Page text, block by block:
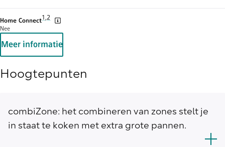
Home ConnectVoetnoot 1: Van tijd tot tijd bieden we updates om de
1 ,,Voetnoot 2: Sommige van de weergegeven functies zijn alleen
2
Nee
Meer informatie
Hoogtepunten
combiZone: het combineren van zones stelt je
in staat te koken met extra grote pannen.